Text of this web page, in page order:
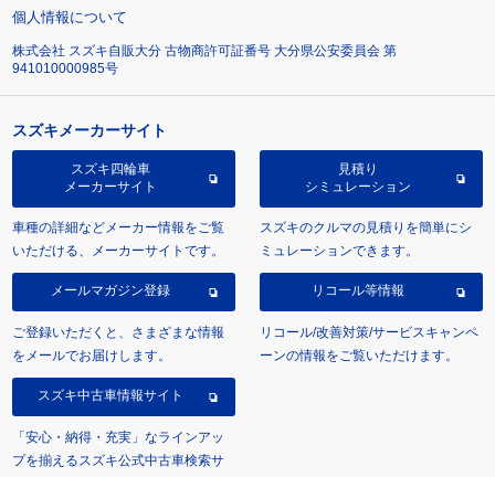
個人情報について
株式会社 スズキ自販大分 古物商許可証番号 大分県公安委員会 第
941010000985号
スズキメーカーサイト
スズキ四輪車
メーカーサイト
車種の詳細などメーカー情報をご覧
いただける、メーカーサイトです。
見積り
シミュレーション
スズキのクルマの見積りを簡単にシ
ミュレーションできます。
メールマガジン登録
ご登録いただくと、さまざまな情報
をメールでお届けします。
リコール等情報
リコール/改善対策/サービスキャンペ
ーンの情報をご覧いただけます。
スズキ中古車情報サイト
「安心・納得・充実」なラインアッ
プを揃えるスズキ公式中古車検索サ